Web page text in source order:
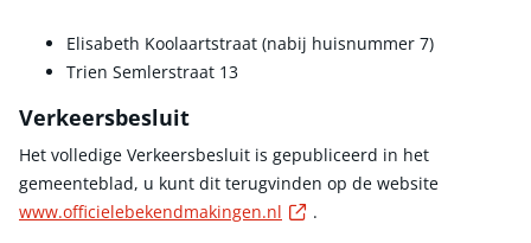
Elisabeth Koolaartstraat (nabij huisnummer 7)
Trien Semlerstraat 13
Verkeersbesluit
Het volledige Verkeersbesluit is gepubliceerd in het
gemeenteblad, u kunt dit terugvinden op de website
www.officielebekendmakingen.nl
Externe link
.